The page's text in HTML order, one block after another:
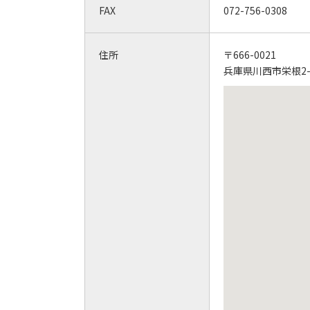
FAX 072-756-0308
住所
〒666-0021
兵庫県川西市栄根